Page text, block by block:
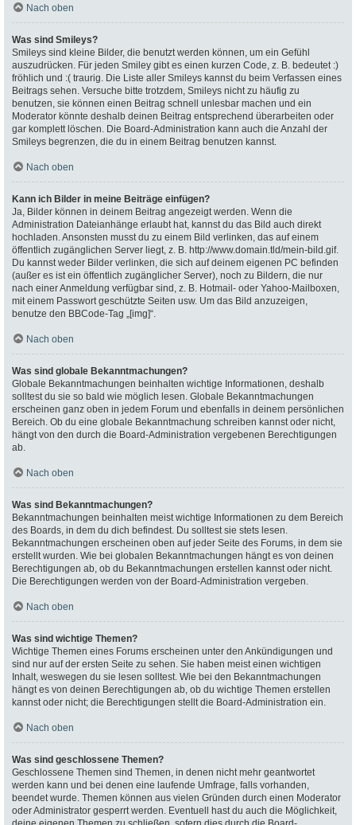
Nach oben
Was sind Smileys?
Smileys sind kleine Bilder, die benutzt werden können, um ein Gefühl
auszudrücken. Für jeden Smiley gibt es einen kurzen Code, z. B. bedeutet :)
fröhlich und :( traurig. Die Liste aller Smileys kannst du beim Verfassen eines
Beitrags sehen. Versuche bitte trotzdem, Smileys nicht zu häufig zu
benutzen, sie können einen Beitrag schnell unlesbar machen und ein
Moderator könnte deshalb deinen Beitrag entsprechend überarbeiten oder
gar komplett löschen. Die Board-Administration kann auch die Anzahl der
Smileys begrenzen, die du in einem Beitrag benutzen kannst.
Nach oben
Kann ich Bilder in meine Beiträge einfügen?
Ja, Bilder können in deinem Beitrag angezeigt werden. Wenn die
Administration Dateianhänge erlaubt hat, kannst du das Bild auch direkt
hochladen. Ansonsten musst du zu einem Bild verlinken, das auf einem
öffentlich zugänglichen Server liegt, z. B. http://www.domain.tld/mein-bild.gif.
Du kannst weder Bilder verlinken, die sich auf deinem eigenen PC befinden
(außer es ist ein öffentlich zugänglicher Server), noch zu Bildern, die nur
nach einer Anmeldung verfügbar sind, z. B. Hotmail- oder Yahoo-Mailboxen,
mit einem Passwort geschützte Seiten usw. Um das Bild anzuzeigen,
benutze den BBCode-Tag „[img]“.
Nach oben
Was sind globale Bekanntmachungen?
Globale Bekanntmachungen beinhalten wichtige Informationen, deshalb
solltest du sie so bald wie möglich lesen. Globale Bekanntmachungen
erscheinen ganz oben in jedem Forum und ebenfalls in deinem persönlichen
Bereich. Ob du eine globale Bekanntmachung schreiben kannst oder nicht,
hängt von den durch die Board-Administration vergebenen Berechtigungen
ab.
Nach oben
Was sind Bekanntmachungen?
Bekanntmachungen beinhalten meist wichtige Informationen zu dem Bereich
des Boards, in dem du dich befindest. Du solltest sie stets lesen.
Bekanntmachungen erscheinen oben auf jeder Seite des Forums, in dem sie
erstellt wurden. Wie bei globalen Bekanntmachungen hängt es von deinen
Berechtigungen ab, ob du Bekanntmachungen erstellen kannst oder nicht.
Die Berechtigungen werden von der Board-Administration vergeben.
Nach oben
Was sind wichtige Themen?
Wichtige Themen eines Forums erscheinen unter den Ankündigungen und
sind nur auf der ersten Seite zu sehen. Sie haben meist einen wichtigen
Inhalt, weswegen du sie lesen solltest. Wie bei den Bekanntmachungen
hängt es von deinen Berechtigungen ab, ob du wichtige Themen erstellen
kannst oder nicht; die Berechtigungen stellt die Board-Administration ein.
Nach oben
Was sind geschlossene Themen?
Geschlossene Themen sind Themen, in denen nicht mehr geantwortet
werden kann und bei denen eine laufende Umfrage, falls vorhanden,
beendet wurde. Themen können aus vielen Gründen durch einen Moderator
oder Administrator gesperrt werden. Eventuell hast du auch die Möglichkeit,